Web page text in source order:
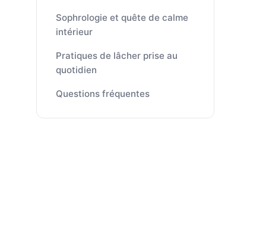
Sophrologie et quête de calme
intérieur
Pratiques de lâcher prise au
quotidien
Questions fréquentes